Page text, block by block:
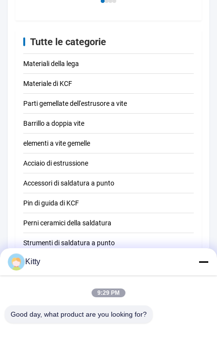
Tutte le categorie
Materiali della lega
Materiale di KCF
Parti gemellate dell'estrusore a vite
Barrillo a doppia vite
elementi a vite gemelle
Acciaio di estrussione
Accessori di saldatura a punto
Pin di guida di KCF
Perni ceramici della saldatura
Strumenti di saldatura a punto
Macchina della saldatura a punti di resistenza
Kitty
9:29 PM
Good day, what product are you looking for?